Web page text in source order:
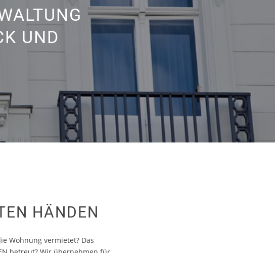
UND
HÄNDEN
Wohnung vermietet? Das